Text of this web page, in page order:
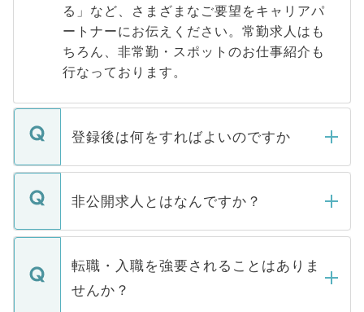
る」など、さまざまなご要望をキャリアパ
ートナーにお伝えください。常勤求人はも
ちろん、非常勤・スポットのお仕事紹介も
行なっております。
登録後は何をすればよいのですか
ご登録いただきましたら、弊社担当者がご
登録内容を確認し、その後メールもしくは
ます。通常、5営業日以内にはご連絡をせて
いただきますので、しばらくお待ちくださ
非公開求人とはなんですか？
マイナビDOCTORで取り扱っている求人の
うち約3割は、Webサイトからご覧いただ
けない「非公開求人」です。非公開求人は
下記の理由によって、一般には公開してい
転職・入職を強要されることはありま
せんか？